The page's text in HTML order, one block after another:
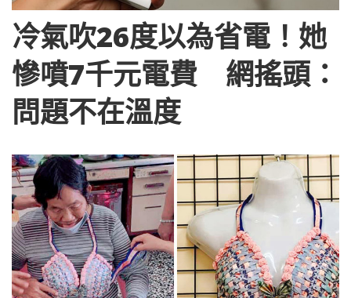
冷氣吹26度以為省電！她
慘噴7千元電費 網搖頭：
問題不在溫度